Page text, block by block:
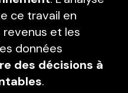
ce travail en
et les
données
des décisions à
.